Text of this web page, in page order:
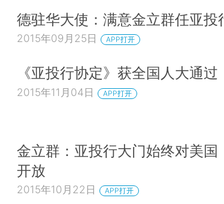
德驻华大使：满意金立群任亚投
2015年09月25日 APP打开
《亚投行协定》获全国人大通过
2015年11月04日 APP打开
金立群：亚投行大门始终对美国
开放
2015年10月22日 APP打开